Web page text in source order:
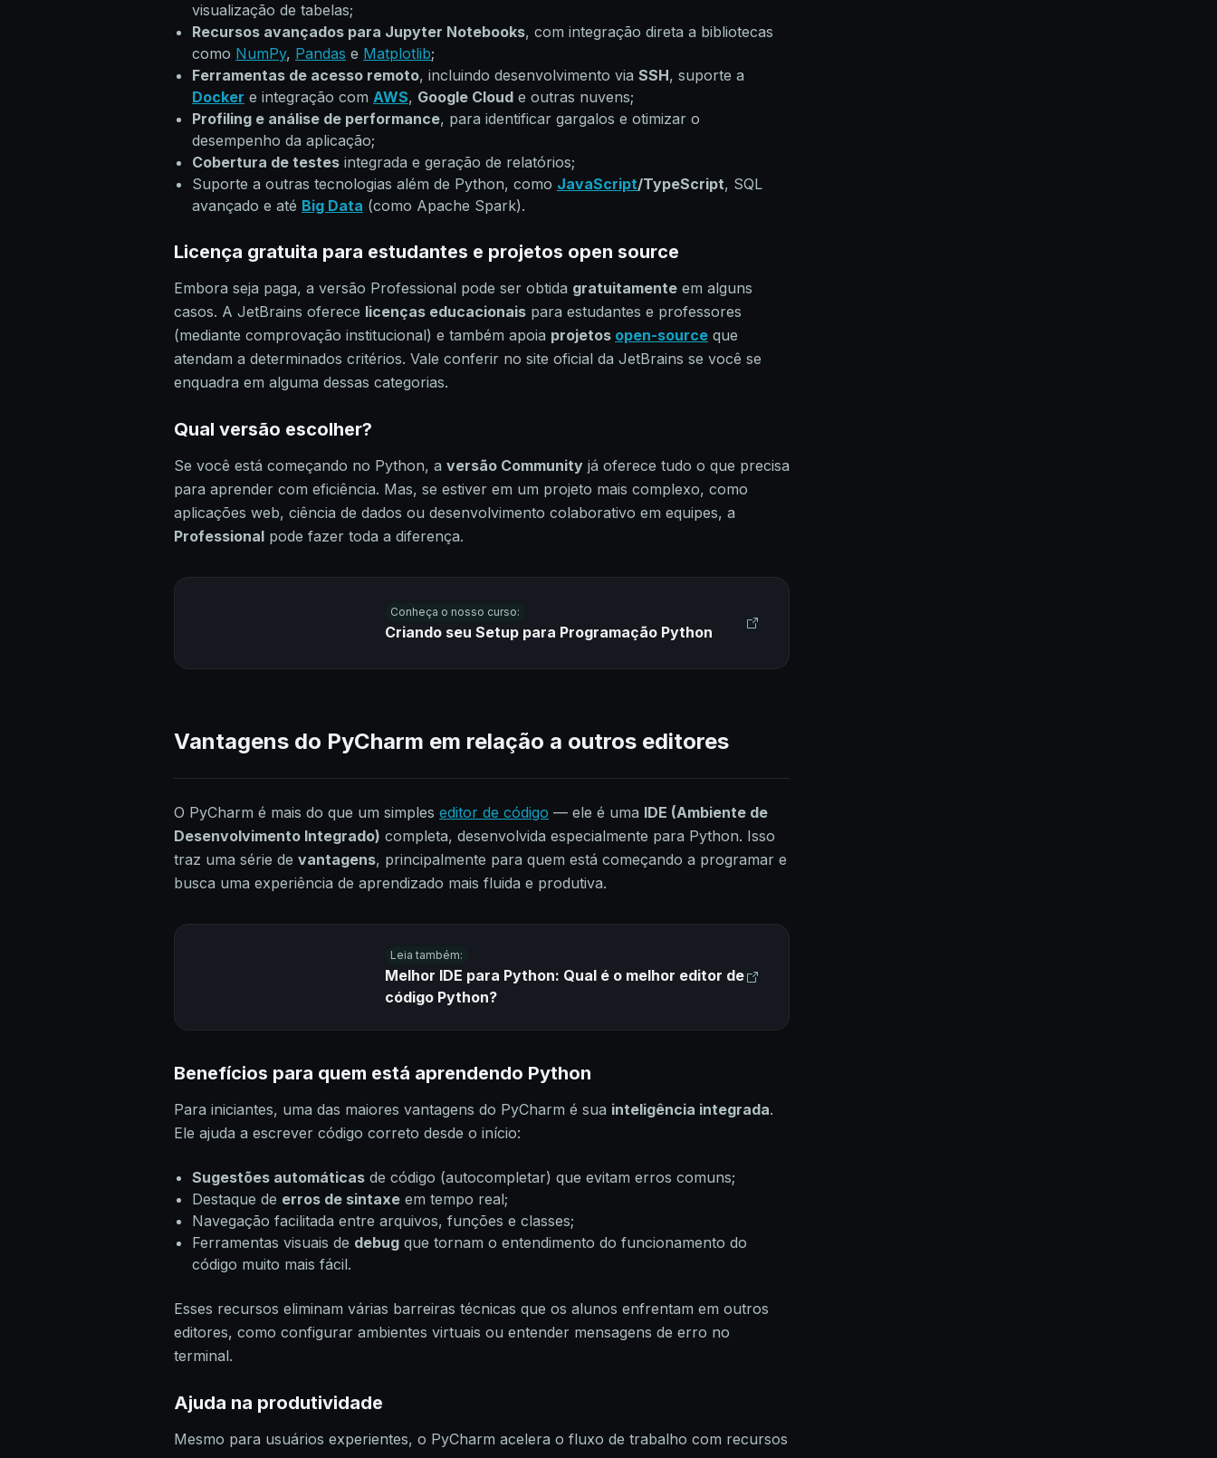
visualização de tabelas;
Recursos avançados para Jupyter Notebooks, com integração direta a bibliotecas
como NumPy, Pandas e Matplotlib;
Ferramentas de acesso remoto, incluindo desenvolvimento via SSH, suporte a
Docker e integração com AWS, Google Cloud e outras nuvens;
Profiling e análise de performance, para identificar gargalos e otimizar o
desempenho da aplicação;
Cobertura de testes integrada e geração de relatórios;
Suporte a outras tecnologias além de Python, como JavaScript/TypeScript, SQL
avançado e até Big Data (como Apache Spark).
Licença gratuita para estudantes e projetos open source
Embora seja paga, a versão Professional pode ser obtida gratuitamente em alguns
casos. A JetBrains oferece licenças educacionais para estudantes e professores
(mediante comprovação institucional) e também apoia projetos open-source que
atendam a determinados critérios. Vale conferir no site oficial da JetBrains se você se
enquadra em alguma dessas categorias.
Qual versão escolher?
Se você está começando no Python, a versão Community já oferece tudo o que precisa
para aprender com eficiência. Mas, se estiver em um projeto mais complexo, como
aplicações web, ciência de dados ou desenvolvimento colaborativo em equipes, a
Professional pode fazer toda a diferença.
Conheça o nosso curso:
Criando seu Setup para Programação Python
Vantagens do PyCharm em relação a outros editores
O PyCharm é mais do que um simples editor de código — ele é uma IDE (Ambiente de
Desenvolvimento Integrado) completa, desenvolvida especialmente para Python. Isso
traz uma série de vantagens, principalmente para quem está começando a programar e
busca uma experiência de aprendizado mais fluida e produtiva.
Leia também:
Melhor IDE para Python: Qual é o melhor editor de
código Python?
Benefícios para quem está aprendendo Python
Para iniciantes, uma das maiores vantagens do PyCharm é sua inteligência integrada.
Ele ajuda a escrever código correto desde o início:
Sugestões automáticas de código (autocompletar) que evitam erros comuns;
Destaque de erros de sintaxe em tempo real;
Navegação facilitada entre arquivos, funções e classes;
Ferramentas visuais de debug que tornam o entendimento do funcionamento do
código muito mais fácil.
Esses recursos eliminam várias barreiras técnicas que os alunos enfrentam em outros
editores, como configurar ambientes virtuais ou entender mensagens de erro no
terminal.
Ajuda na produtividade
Mesmo para usuários experientes, o PyCharm acelera o fluxo de trabalho com recursos